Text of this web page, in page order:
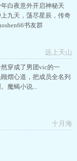
白夜意外开启神秘天
九天，荡尽星辰，传奇
书友群
远上天山
穿成了男团vic的一
熠心道，把成员全名列
魔蝎小说...
十月海